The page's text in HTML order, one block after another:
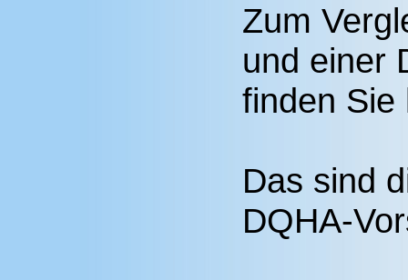
Zum
und einer
finden Sie
Das sind
DQHA-